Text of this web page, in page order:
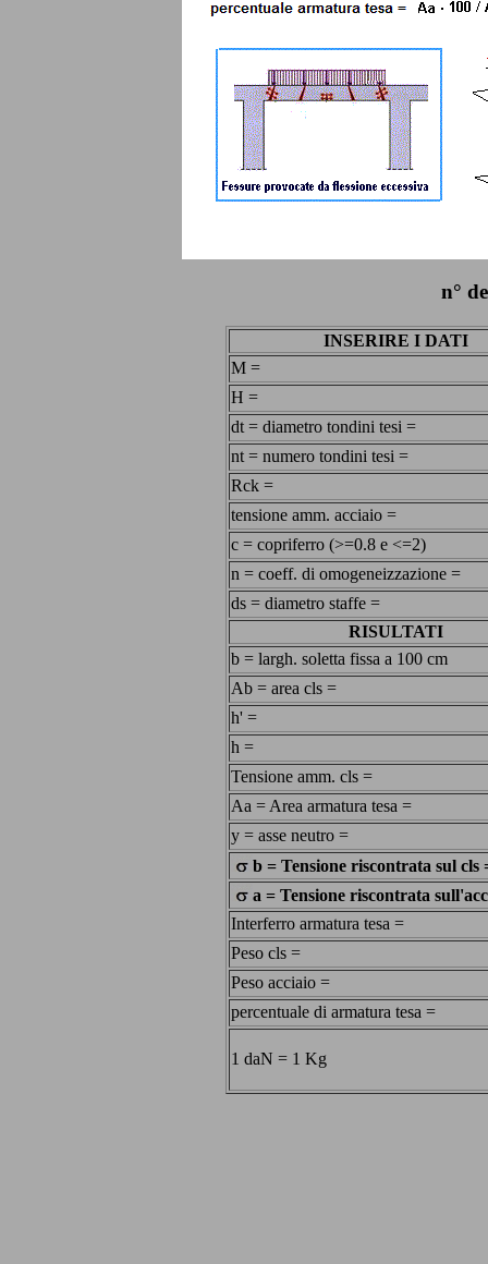
n°
INSERIRE I DATI
M =
H =
dt = diametro tondini tesi =
nt = numero tondini tesi =
Rck =
tensione amm. acciaio =
c = copriferro (>=0.8 e <=2)
n = coeff. di omogeneizzazione =
ds = diametro staffe =
RISULTATI
b = largh. soletta fissa a 100 cm
Ab = area cls =
h' =
h =
Tensione amm. cls =
Aa = Area armatura tesa =
y = asse neutro =
b = Tensione riscontrata sul cls
a = Tensione riscontrata
Interferro armatura tesa =
Peso cls =
Peso acciaio =
percentuale di armatura tesa =
1 daN = 1 Kg